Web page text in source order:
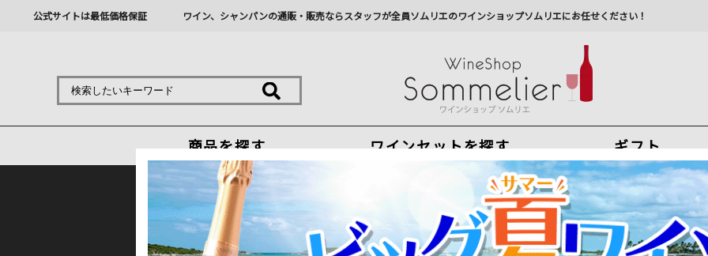
公式サイトは最低価格保証 ワイン、シャンパンの通販・販売ならスタッフが全員ソムリエのワインショップソムリエにお任せください！
商品を探す ワインセットを探す ギフト
今から注文で最短8月7日(金)出荷
最新の出荷スケジュールについてはこちらをクリ
熊本地震の影響により九州への配送に遅れが生じております。最新情報は佐川急